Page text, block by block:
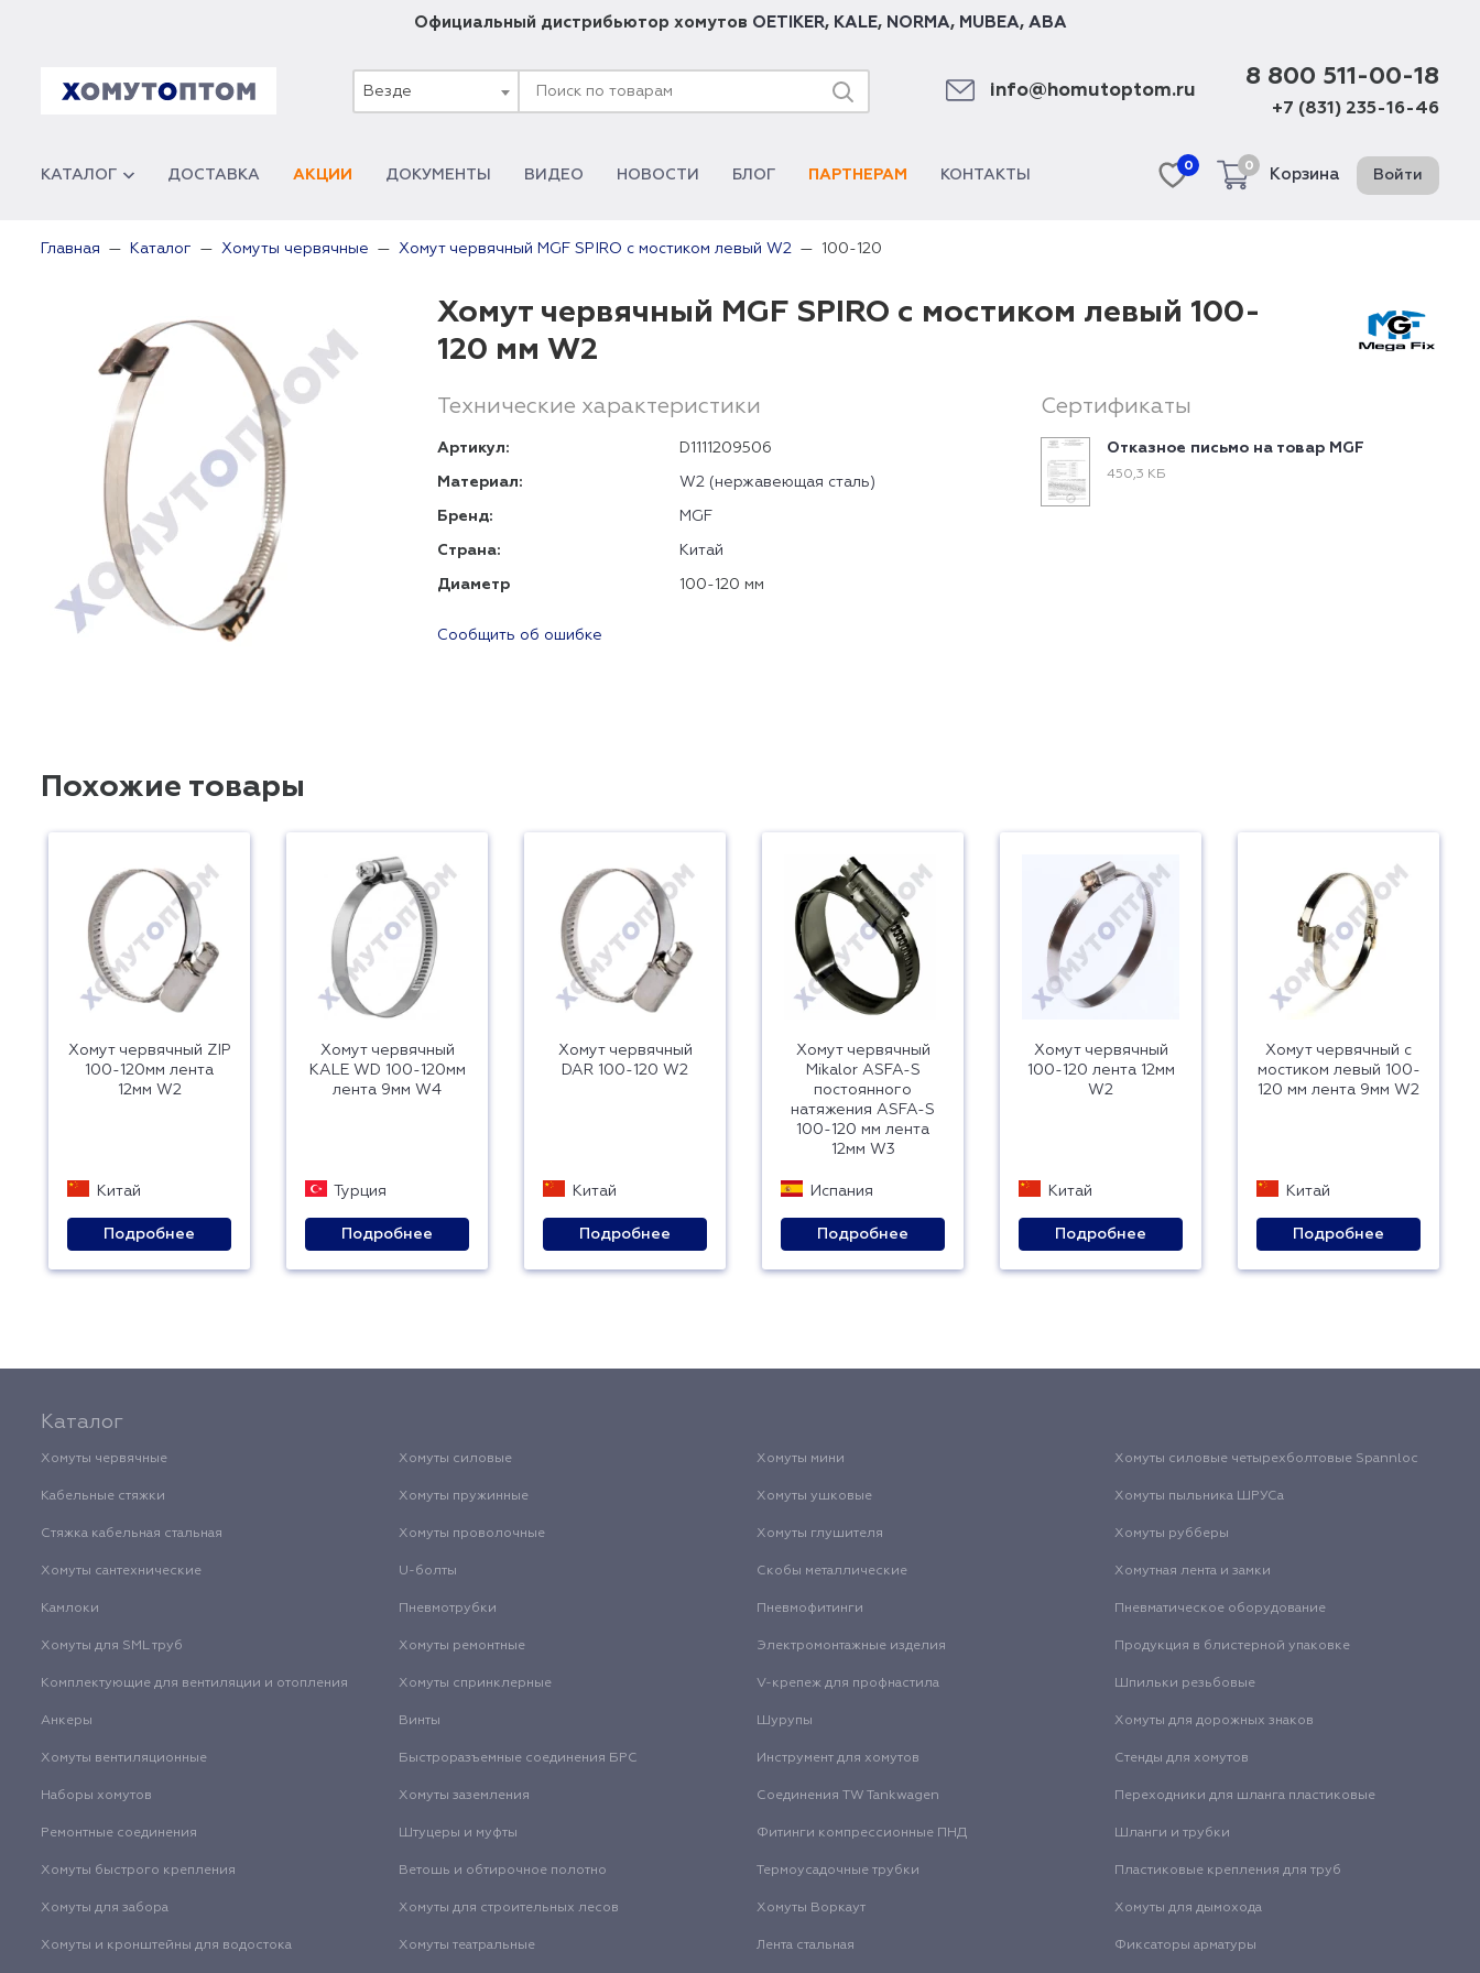
Официальный дистрибьютор хомутов OETIKER, KALE, NORMA, MUBEA, ABA
Везде info@homutoptom.ru
8 800 511-00-18
+7 (831) 235-16-46
КАТАЛОГ ДОСТАВКА АКЦИИ ДОКУМЕНТЫ ВИДЕО НОВОСТИ БЛОГ ПАРТНЕРАМ КОНТАКТЫ
0 0
Корзина Войти
Главная Каталог Хомуты червячные Хомут червячный MGF SPIRO с мостиком левый W2 100-120
Хомут червячный MGF SPIRO с мостиком левый 100-
120 мм W2
Технические характеристики
Артикул: D1111209506
Материал: W2 (нержавеющая сталь)
Бренд: MGF
Страна: Китай
Диаметр 100-120 мм
Сообщить об ошибке
Сертификаты
Отказное письмо на товар MGF
450,3 КБ
Похожие товары
Хомут червячный ZIP
100-120мм лента
12мм W2
Китай
Подробнее
Хомут червячный
KALE WD 100-120мм
лента 9мм W4
Турция
Подробнее
Хомут червячный
DAR 100-120 W2
Китай
Подробнее
Хомут червячный
Mikalor ASFA-S
постоянного
натяжения ASFA-S
100-120 мм лента
12мм W3
Испания
Подробнее
Хомут червячный
100-120 лента 12мм
W2
Китай
Подробнее
Хомут червячный с
мостиком левый 100-
120 мм лента 9мм W2
Китай
Подробнее
Каталог
Хомуты червячные Хомуты силовые Хомуты мини Хомуты силовые четырехболтовые Spannloc
Кабельные стяжки Хомуты пружинные Хомуты ушковые Хомуты пыльника ШРУСа
Стяжка кабельная стальная Хомуты проволочные Хомуты глушителя Хомуты рубберы
Хомуты сантехнические U-болты Скобы металлические Хомутная лента и замки
Камлоки Пневмотрубки Пневмофитинги Пневматическое оборудование
Хомуты для SML труб Хомуты ремонтные Электромонтажные изделия Продукция в блистерной упаковке
Комплектующие для вентиляции и отопления Хомуты спринклерные V-крепеж для профнастила Шпильки резьбовые
Анкеры Винты Шурупы Хомуты для дорожных знаков
Хомуты вентиляционные Быстроразъемные соединения БРС Инструмент для хомутов Стенды для хомутов
Наборы хомутов Хомуты заземления Соединения TW Tankwagen Переходники для шланга пластиковые
Ремонтные соединения Штуцеры и муфты Фитинги компрессионные ПНД Шланги и трубки
Хомуты быстрого крепления Ветошь и обтирочное полотно Термоусадочные трубки Пластиковые крепления для труб
Хомуты для забора Хомуты для строительных лесов Хомуты Воркаут Хомуты для дымохода
Хомуты и кронштейны для водостока Хомуты театральные Лента стальная Фиксаторы арматуры